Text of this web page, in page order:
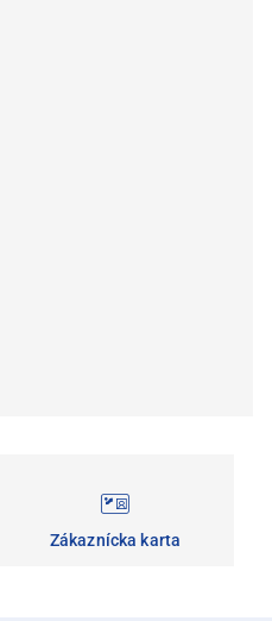
Zákaznícka karta